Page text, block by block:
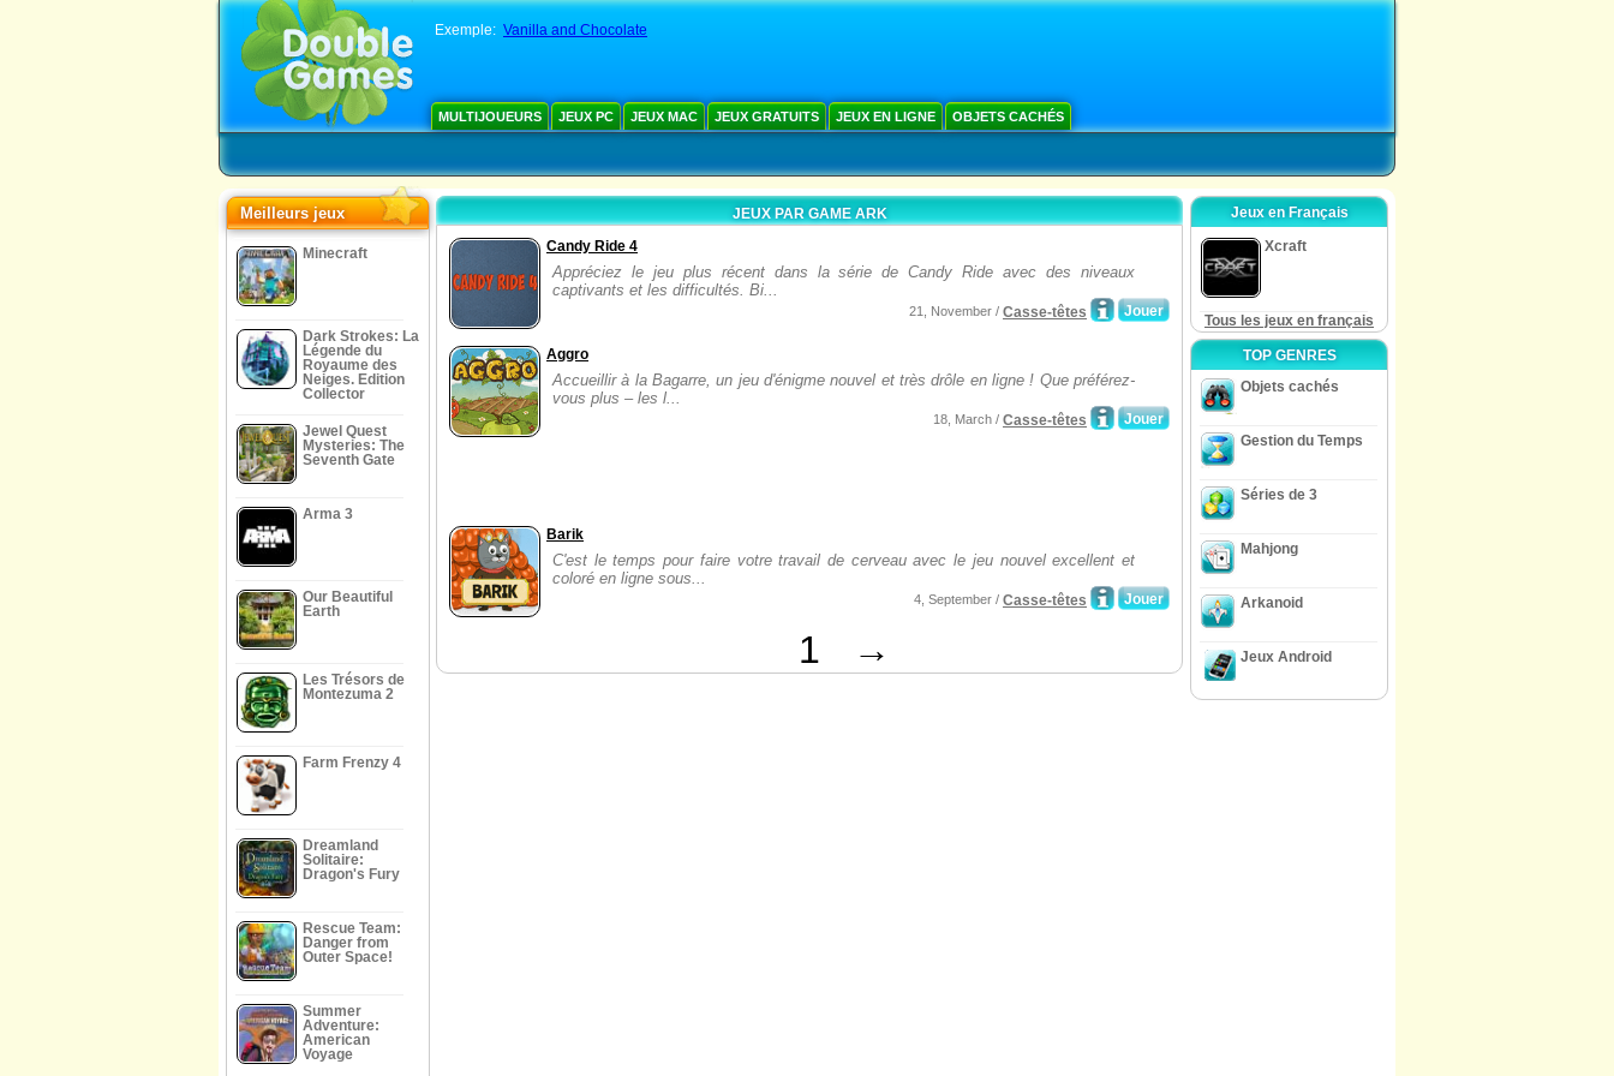
Exemple: Vanilla and Chocolate
MULTIJOUEURS JEUX PC JEUX MAC JEUX GRATUITS JEUX EN LIGNE OBJETS CACHÉS
Meilleurs jeux
Minecraft
Dark Strokes: La
Légende du
Royaume des
Neiges. Edition
Collector
Jewel Quest
Mysteries: The
Seventh Gate
Arma 3
Our Beautiful
Earth
Les Trésors de
Montezuma 2
Farm Frenzy 4
Dreamland
Solitaire:
Dragon's Fury
Rescue Team:
Danger from
Outer Space!
Summer
Adventure:
American
Voyage
JEUX PAR GAME ARK
Candy Ride 4
Appréciez le jeu plus récent dans la série de Candy Ride avec des niveaux
captivants et les difficultés. Bi...
Jouer
21, November / Casse-têtes
Aggro
Accueillir à la Bagarre, un jeu d'énigme nouvel et très drôle en ligne ! Que préférez-
vous plus – les l...
Jouer
18, March / Casse-têtes
Barik
C'est le temps pour faire votre travail de cerveau avec le jeu nouvel excellent et
coloré en ligne sous...
Jouer
4, September / Casse-têtes
1 →
Jeux en Français
Xcraft
Tous les jeux en français
TOP GENRES
Objets cachés
Gestion du Temps
Séries de 3
Mahjong
Arkanoid
Jeux Android